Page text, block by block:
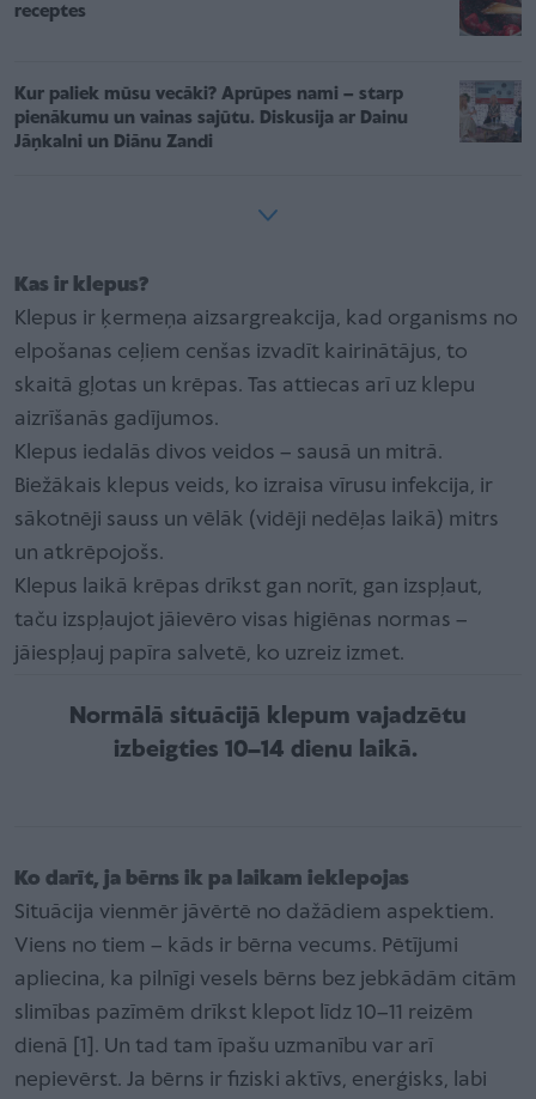
receptes
Kur paliek mūsu vecāki? Aprūpes nami – starp
pienākumu un vainas sajūtu. Diskusija ar Dainu
Jāņkalni un Diānu Zandi
Kas ir klepus?
Klepus ir ķermeņa aizsargreakcija, kad organisms no
elpošanas ceļiem cenšas izvadīt kairinātājus, to
skaitā gļotas un krēpas. Tas attiecas arī uz klepu
aizrīšanās gadījumos.
Klepus iedalās divos veidos – sausā un mitrā.
Biežākais klepus veids, ko izraisa vīrusu infekcija, ir
sākotnēji sauss un vēlāk (vidēji nedēļas laikā) mitrs
un atkrēpojošs.
Klepus laikā krēpas drīkst gan norīt, gan izspļaut,
taču izspļaujot jāievēro visas higiēnas normas –
jāiespļauj papīra salvetē, ko uzreiz izmet.
Normālā situācijā klepum vajadzētu
izbeigties 10–14 dienu laikā.
Ko darīt, ja bērns ik pa laikam ieklepojas
Situācija vienmēr jāvērtē no dažādiem aspektiem.
Viens no tiem – kāds ir bērna vecums. Pētījumi
apliecina, ka pilnīgi vesels bērns bez jebkādām citām
slimības pazīmēm drīkst klepot līdz 10–11 reizēm
dienā [1]. Un tad tam īpašu uzmanību var arī
nepievērst. Ja bērns ir fiziski aktīvs, enerģisks, labi